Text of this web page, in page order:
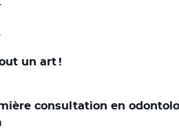
un art !
consultation en